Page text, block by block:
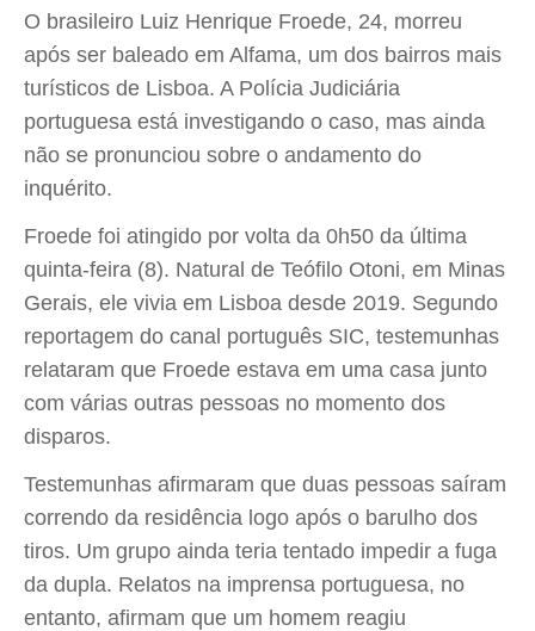
O brasileiro Luiz Henrique Froede, 24, morreu
após ser baleado em Alfama, um dos bairros mais
turísticos de Lisboa. A Polícia Judiciária
portuguesa está investigando o caso, mas ainda
não se pronunciou sobre o andamento do
inquérito.
Froede foi atingido por volta da 0h50 da última
quinta-feira (8). Natural de Teófilo Otoni, em Minas
Gerais, ele vivia em Lisboa desde 2019. Segundo
reportagem do canal português SIC, testemunhas
relataram que Froede estava em uma casa junto
com várias outras pessoas no momento dos
disparos.
Testemunhas afirmaram que duas pessoas saíram
correndo da residência logo após o barulho dos
tiros. Um grupo ainda teria tentado impedir a fuga
da dupla. Relatos na imprensa portuguesa, no
entanto, afirmam que um homem reagiu